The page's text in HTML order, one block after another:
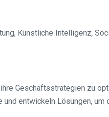
Künstliche Intelligenz,
Geschäftsstrategien zu
entwickeln Lösungen,